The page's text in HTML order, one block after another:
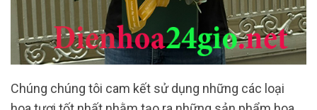
Chúng chúng tôi cam kết sử dụng những các loại